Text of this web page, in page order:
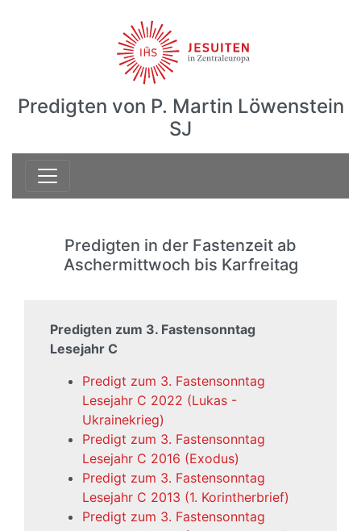
Predigten von P. Martin Löwenstein
SJ
Predigten in der Fastenzeit ab
Aschermittwoch bis Karfreitag
Predigten zum 3. Fastensonntag
Lesejahr C
Predigt zum 3. Fastensonntag
Lesejahr C 2022 (Lukas -
Ukrainekrieg)
Predigt zum 3. Fastensonntag
Lesejahr C 2016 (Exodus)
Predigt zum 3. Fastensonntag
Lesejahr C 2013 (1. Korintherbrief)
Predigt zum 3. Fastensonntag